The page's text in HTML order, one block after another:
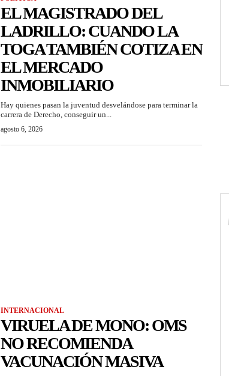
EL MAGISTRADO DEL
LADRILLO: CUANDO LA
TOGA TAMBIÉN COTIZA EN
EL MERCADO
INMOBILIARIO
Hay quienes pasan la juventud desvelándose para terminar la
carrera de Derecho, conseguir un...
agosto 6, 2026
INTERNACIONAL
VIRUELA DE MONO: OMS
NO RECOMIENDA
VACUNACIÓN MASIVA